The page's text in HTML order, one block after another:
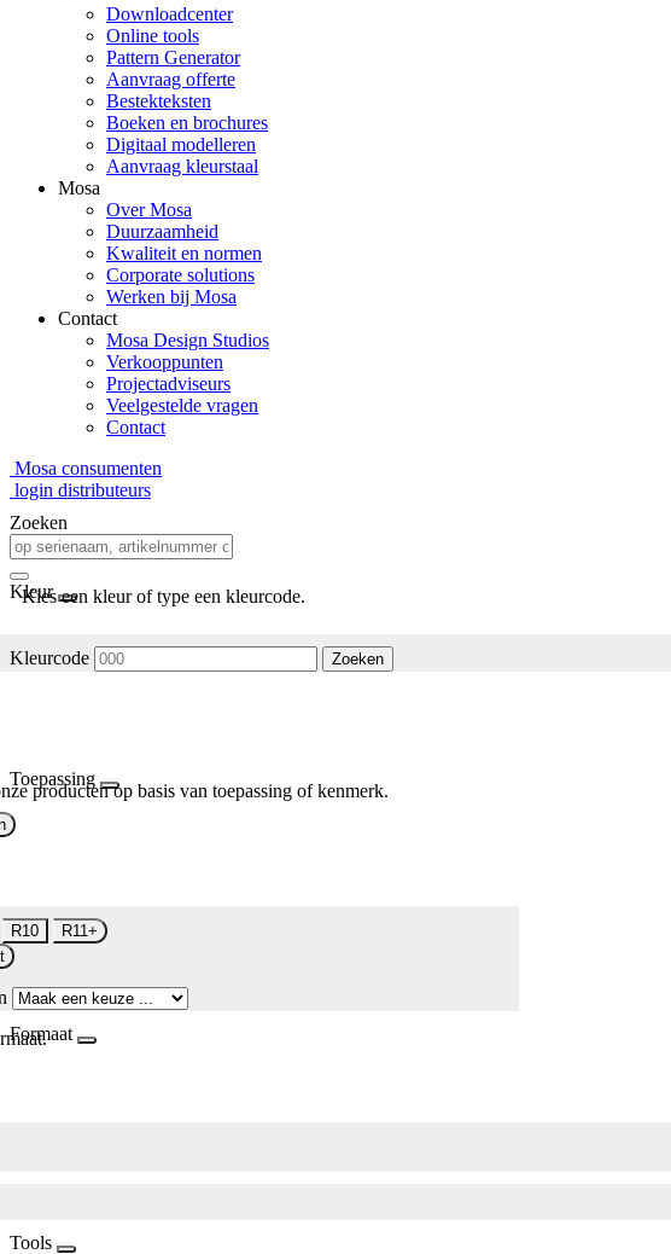
Downloadcenter
Online tools
Pattern Generator
Aanvraag offerte
Bestekteksten
Boeken en brochures
Digitaal modelleren
Aanvraag kleurstaal
Mosa
Over Mosa
Duurzaamheid
Kwaliteit en normen
Corporate solutions
Werken bij Mosa
Contact
Mosa Design Studios
Verkooppunten
Projectadviseurs
Veelgestelde vragen
Contact
Mosa consumenten
login distributeurs
Zoeken
Kleur
Kies een kleur of type een kleurcode.
Kleurcode Zoeken
Toepassing
producten op basis van toepassing of kenmerk.
R10
R11+
Formaat
Tools